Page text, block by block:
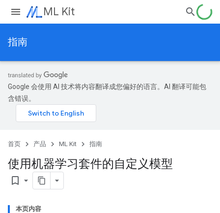
ML Kit
指南
Google 会使用 AI 技术将内容翻译成您偏好的语言。AI 翻译可能包
含错误。
首页 产品 ML Kit 指南
使用机器学习套件的自定义模型
bookmark_border
本页内容